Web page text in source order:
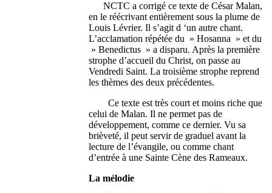
NCTC a corrigé ce texte de César Malan,
en le réécrivant entièrement sous la plume de
Louis Lévrier. Il s’agit d ‘un autre chant.
L’acclamation répétée du » Hosanna » et du
» Benedictus » a disparu. Après la première
strophe d’accueil du Christ, on passe au
Vendredi Saint. La troisième strophe reprend
les thèmes des deux précédentes.
Ce texte est très court et moins riche que
celui de Malan. Il ne permet pas de
développement, comme ce dernier. Vu sa
brièveté, il peut servir de graduel avant la
lecture de l’évangile, ou comme chant
d’entrée à une Sainte Cène des Rameaux.
La mélodie